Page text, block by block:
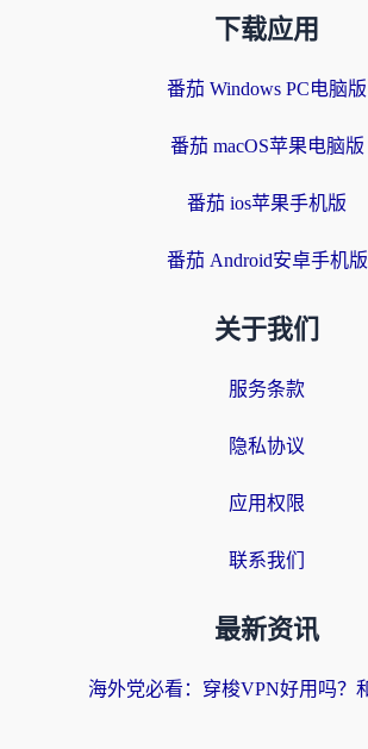
下载应用
番茄 Windows PC电脑版
番茄 macOS苹果电脑版
番茄 ios苹果手机版
番茄 Android安卓手机版
关于我们
服务条款
隐私协议
应用权限
联系我们
最新资讯